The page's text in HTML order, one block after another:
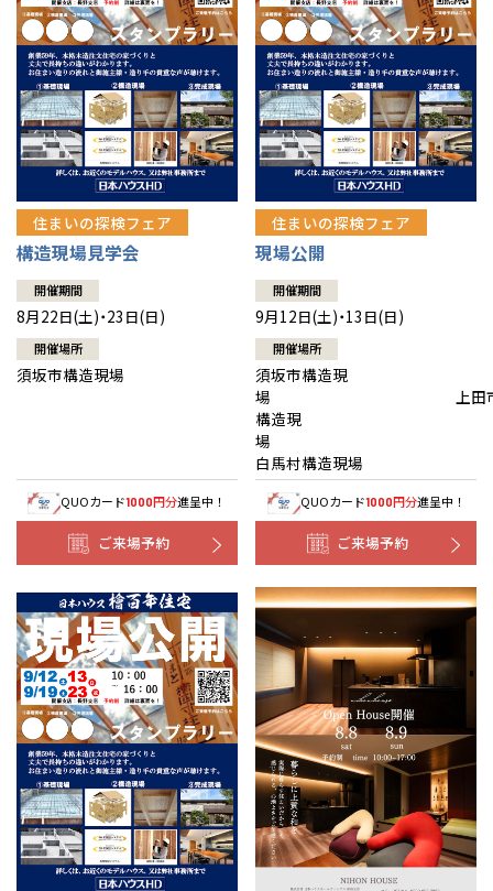
住まいの探検フェア
構造現場見学会
開催期間
8月22日(土)・23日(日)
開催場所
須坂市構造現場
QUOカード1000円分進呈中！
ご来場予約
住まいの探検フェア
現場公開
開催期間
9月12日(土)・13日(日)
開催場所
須坂市構造現
場 上田
構造現
白馬村構造現場
QUOカード1000円分進呈中！
ご来場予約